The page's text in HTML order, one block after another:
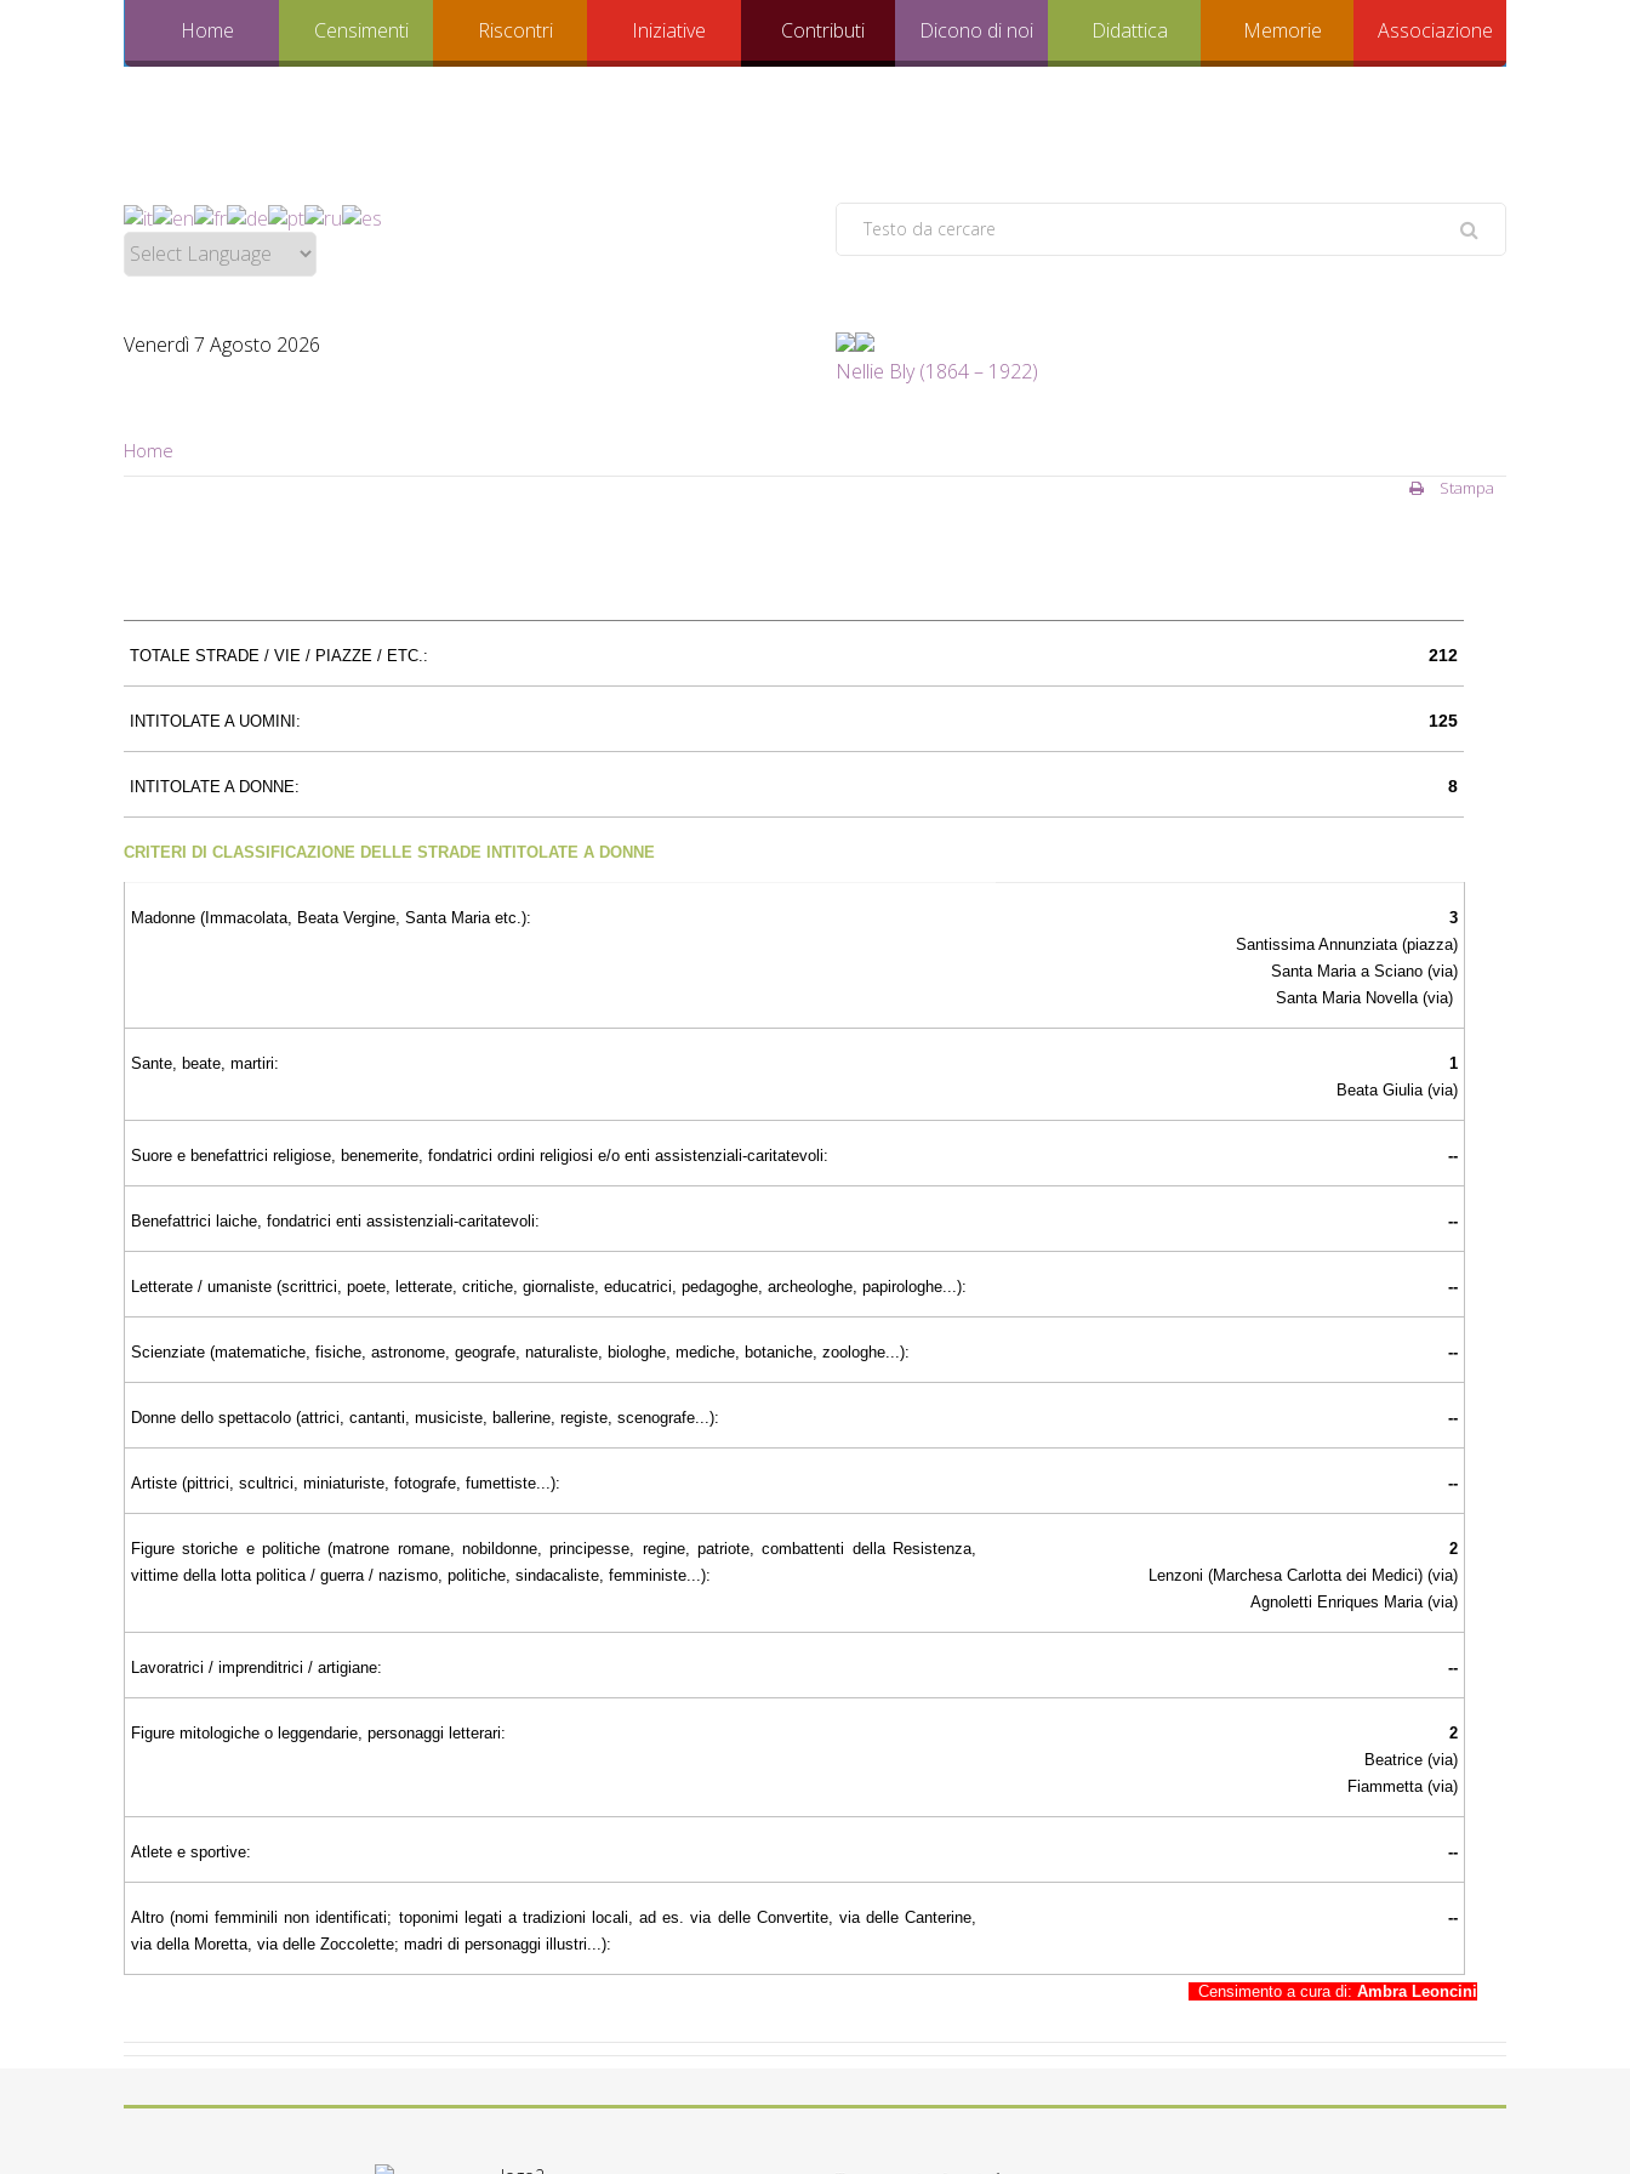
Home Censimenti Riscontri Iniziative Contributi Dicono di noi Didattica Memorie Associazione
Venerdì 7 Agosto 2026
Nellie Bly (1864 – 1922)
Home
Stampa
TOTALE STRADE / VIE / PIAZZE / ETC.: 212
INTITOLATE A UOMINI: 125
INTITOLATE A DONNE: 8
CRITERI DI CLASSIFICAZIONE DELLE STRADE INTITOLATE A DONNE
Madonne (Immacolata, Beata Vergine, Santa Maria etc.):
3
Santissima Annunziata (piazza)
Santa Maria a Sciano (via)
Santa Maria Novella (via)
Sante, beate, martiri:
1
Beata Giulia (via)
Suore e benefattrici religiose, benemerite, fondatrici ordini religiosi e/o enti assistenziali-caritatevoli: --
Benefattrici laiche, fondatrici enti assistenziali-caritatevoli: --
Letterate / umaniste (scrittrici, poete, letterate, critiche, giornaliste, educatrici, pedagoghe, archeologhe, papirologhe...): --
Scienziate (matematiche, fisiche, astronome, geografe, naturaliste, biologhe, mediche, botaniche, zoologhe...): --
Donne dello spettacolo (attrici, cantanti, musiciste, ballerine, registe, scenografe...): --
Artiste (pittrici, scultrici, miniaturiste, fotografe, fumettiste...): --
Figure storiche e politiche (matrone romane, nobildonne, principesse, regine, patriote, combattenti della Resistenza,
vittime della lotta politica / guerra / nazismo, politiche, sindacaliste, femministe...):
2
Lenzoni (Marchesa Carlotta dei Medici) (via)
Agnoletti Enriques Maria (via)
Lavoratrici / imprenditrici / artigiane: --
Figure mitologiche o leggendarie, personaggi letterari:
2
Beatrice (via)
Fiammetta (via)
Atlete e sportive: --
Altro (nomi femminili non identificati; toponimi legati a tradizioni locali, ad es. via delle Convertite, via delle Canterine,
via della Moretta, via delle Zoccolette; madri di personaggi illustri...):
--
Censimento a cura di: Ambra Leoncini